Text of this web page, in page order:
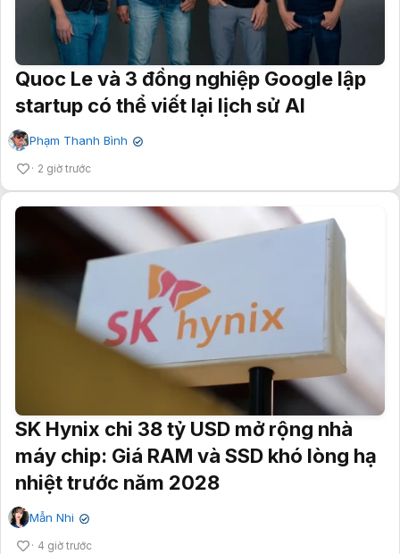
Quoc Le và 3 đồng nghiệp Google lập
startup có thể viết lại lịch sử AI
Phạm Thanh Bình ✔
2 giờ trước
SK Hynix chi 38 tỷ USD mở rộng nhà
máy chip: Giá RAM và SSD khó lòng hạ
nhiệt trước năm 2028
Mẫn Nhi ✔
4 giờ trước